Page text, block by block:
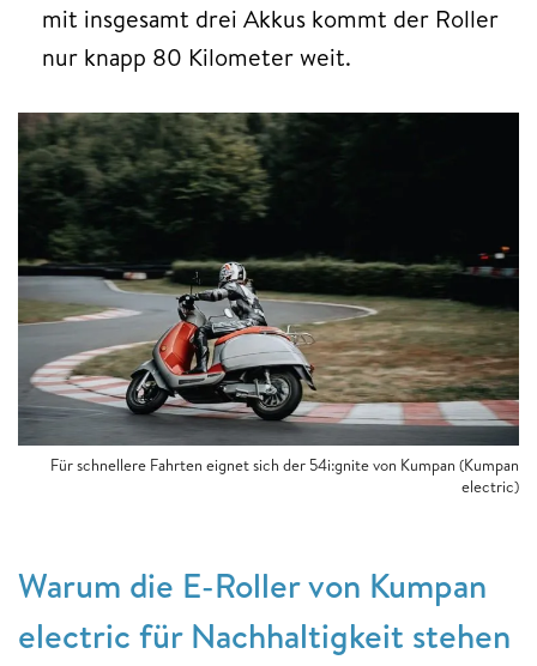
mit insgesamt drei Akkus kommt der Roller
nur knapp 80 Kilometer weit.
Für schnellere Fahrten eignet sich der 54i:gnite von Kumpan (Kumpan
electric)
Warum die E-Roller von Kumpan
electric für Nachhaltigkeit stehen